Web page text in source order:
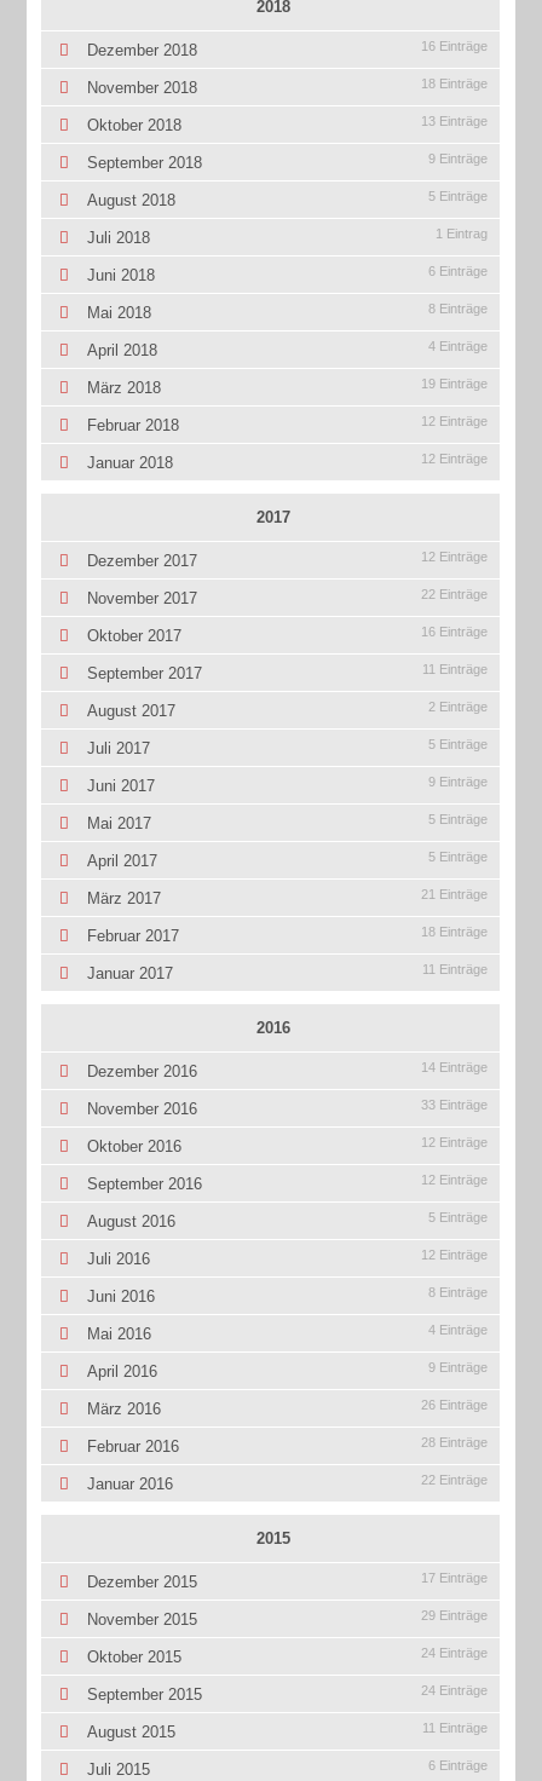
2018
Dezember 2018 16 Einträge
November 2018 18 Einträge
Oktober 2018 13 Einträge
September 2018 9 Einträge
August 2018 5 Einträge
Juli 2018 1 Eintrag
Juni 2018 6 Einträge
Mai 2018 8 Einträge
April 2018 4 Einträge
März 2018 19 Einträge
Februar 2018 12 Einträge
Januar 2018 12 Einträge
2017
Dezember 2017 12 Einträge
November 2017 22 Einträge
Oktober 2017 16 Einträge
September 2017 11 Einträge
August 2017 2 Einträge
Juli 2017 5 Einträge
Juni 2017 9 Einträge
Mai 2017 5 Einträge
April 2017 5 Einträge
März 2017 21 Einträge
Februar 2017 18 Einträge
Januar 2017 11 Einträge
2016
Dezember 2016 14 Einträge
November 2016 33 Einträge
Oktober 2016 12 Einträge
September 2016 12 Einträge
August 2016 5 Einträge
Juli 2016 12 Einträge
Juni 2016 8 Einträge
Mai 2016 4 Einträge
April 2016 9 Einträge
März 2016 26 Einträge
Februar 2016 28 Einträge
Januar 2016 22 Einträge
2015
Dezember 2015 17 Einträge
November 2015 29 Einträge
Oktober 2015 24 Einträge
September 2015 24 Einträge
August 2015 11 Einträge
Juli 2015 6 Einträge